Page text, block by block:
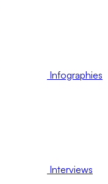
Infographies
Interviews